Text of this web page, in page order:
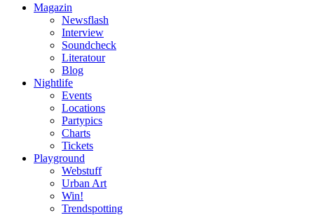
Magazin
Newsflash
Interview
Soundcheck
Literatour
Blog
Nightlife
Events
Locations
Partypics
Charts
Tickets
Playground
Webstuff
Urban Art
Win!
Trendspotting